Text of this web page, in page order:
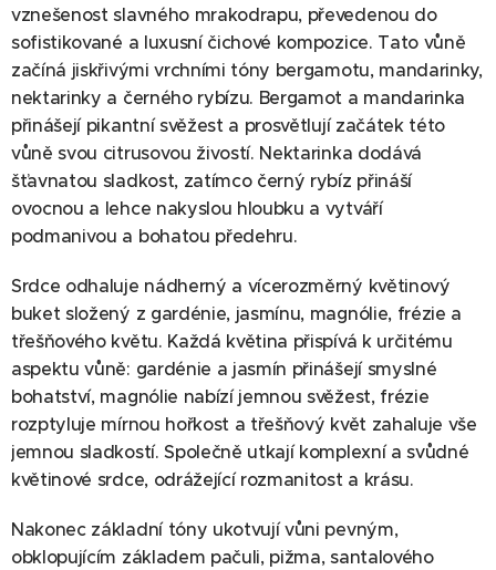
vznešenost slavného mrakodrapu, převedenou do
sofistikované a luxusní čichové kompozice. Tato vůně
začíná jiskřivými vrchními tóny bergamotu, mandarinky,
nektarinky a černého rybízu. Bergamot a mandarinka
přinášejí pikantní svěžest a prosvětlují začátek této
vůně svou citrusovou živostí. Nektarinka dodává
šťavnatou sladkost, zatímco černý rybíz přináší
ovocnou a lehce nakyslou hloubku a vytváří
podmanivou a bohatou předehru.
Srdce odhaluje nádherný a vícerozměrný květinový
buket složený z gardénie, jasmínu, magnólie, frézie a
třešňového květu. Každá květina přispívá k určitému
aspektu vůně: gardénie a jasmín přinášejí smyslné
bohatství, magnólie nabízí jemnou svěžest, frézie
rozptyluje mírnou hořkost a třešňový květ zahaluje vše
jemnou sladkostí. Společně utkají komplexní a svůdné
květinové srdce, odrážející rozmanitost a krásu.
Nakonec základní tóny ukotvují vůni pevným,
obklopujícím základem pačuli, pižma, santalového